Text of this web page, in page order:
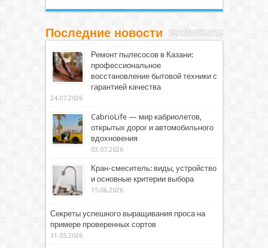
Последние новости
Ремонт пылесосов в Казани:
профессиональное
восстановление бытовой техники с
гарантией качества
24.07.2026
CabrioLife — мир кабриолетов,
открытых дорог и автомобильного
вдохновения
03.07.2026
Кран-смеситель: виды, устройство
и основные критерии выбора
15.06.2026
Секреты успешного выращивания проса на
примере проверенных сортов
31.05.2026